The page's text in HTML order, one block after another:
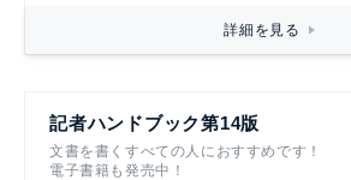
詳細を見る
記者ハンドブック第14版
文書を書くすべての人におすすめです！
電子書籍も発売中！